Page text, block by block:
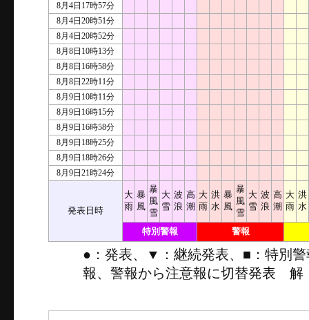
8月4日17時57分
8月4日20時51分
8月4日20時52分
8月8日10時13分
8月8日16時58分
8月8日22時11分
8月9日10時11分
8月9日16時15分
8月9日16時58分
8月9日18時25分
8月9日18時26分
8月9日21時24分
発表日時
大
雨
暴
風
暴
風
雪
大
雪
波
浪
高
潮
大
雨
洪
水
暴
風
暴
風
雪
大
雪
波
浪
高
潮
大
雨
洪
水
特別警報 警報
●：発表、▼：継続発表、■：特別
報、警報から注意報に切替発表 解